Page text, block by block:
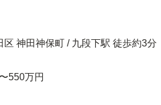
区 神田神保町 / 九段下駅 徒歩約3分
550万円